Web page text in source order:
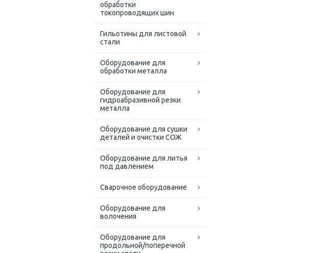
обработки
токопроводящих шин
Гильотины для листовой
стали
Оборудование для
обработки металла
Оборудование для
гидроабразивной резки
металла
Оборудование для сушки
деталей и очистки СОЖ
Оборудование для литья
под давлением
Сварочное оборудование
Оборудование для
волочения
Оборудование для
продольной/поперечной